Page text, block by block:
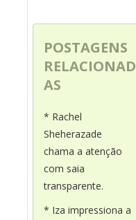
POSTAGENS
RELACIONAD
AS
* Rachel
Sheherazade
chama a atenção
com saia
transparente.
* Iza impressiona a